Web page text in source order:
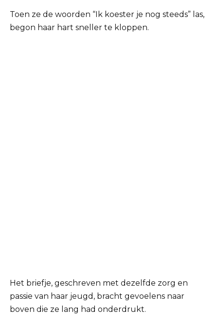
Toen ze de woorden “Ik koester je nog steeds” las,
begon haar hart sneller te kloppen.
Het briefje, geschreven met dezelfde zorg en
passie van haar jeugd, bracht gevoelens naar
boven die ze lang had onderdrukt.